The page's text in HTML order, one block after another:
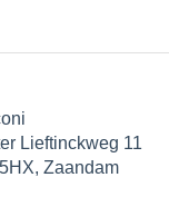
Lieftinckweg 11
Zaandam